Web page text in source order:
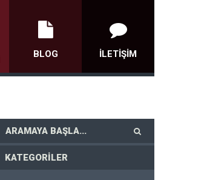
BLOG İLETIŞIM
KATEGORILER